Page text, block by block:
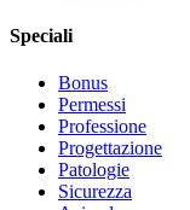
Speciali
Bonus
Permessi
Professione
Progettazione
Patologie
Sicurezza